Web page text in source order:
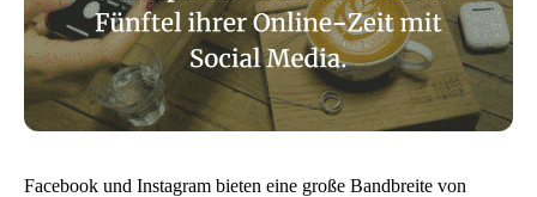
Facebook und Instagram bieten eine große Bandbreite von